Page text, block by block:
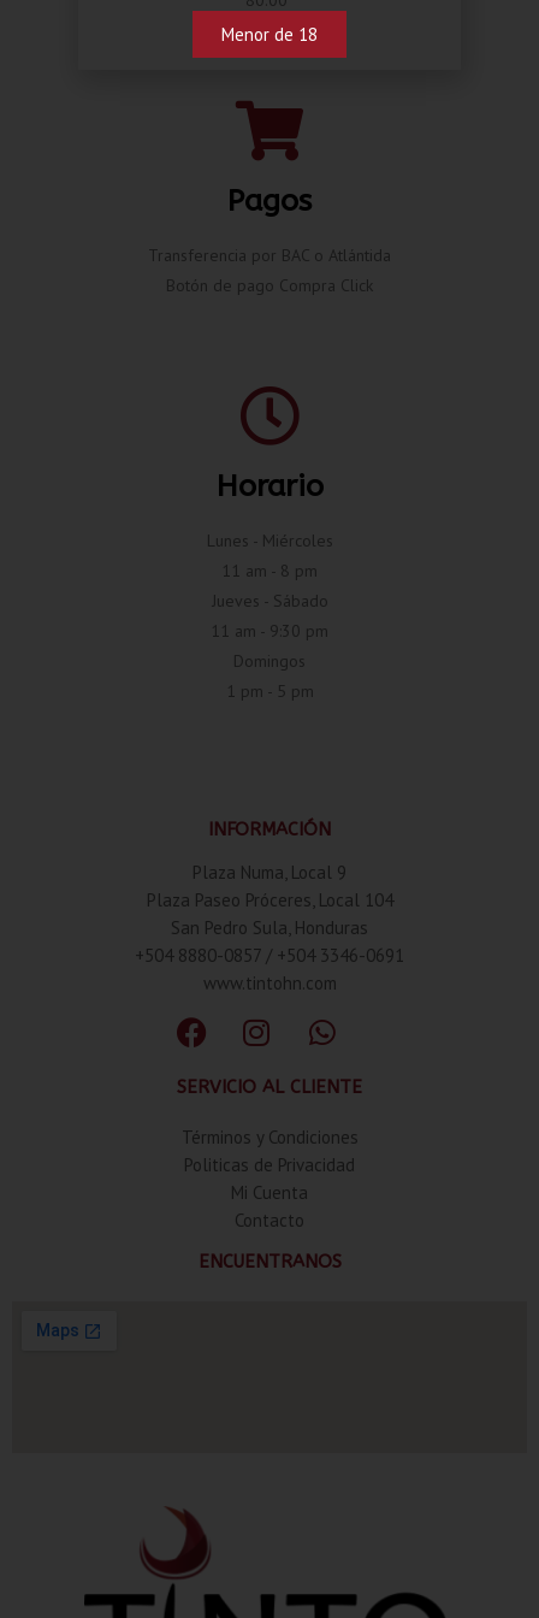
Pagos
Transferencia por BAC o Atlántida
Botón de pago Compra Click
Horario
Lunes - Miércoles
11 am - 8 pm
Jueves - Sábado
11 am - 9:30 pm
Domingos
1 pm - 5 pm
INFORMACIÓN
Plaza Numa, Local 9
Plaza Paseo Próceres, Local 104
San Pedro Sula, Honduras
+504 8880-0857 / +504 3346-0691
www.tintohn.com
SERVICIO AL CLIENTE
Términos y Condiciones
Politicas de Privacidad
Mi Cuenta
Contacto
ENCUENTRANOS
Menor de 18